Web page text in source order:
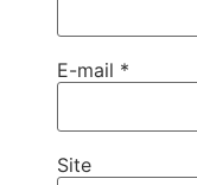
E-mail *
Site